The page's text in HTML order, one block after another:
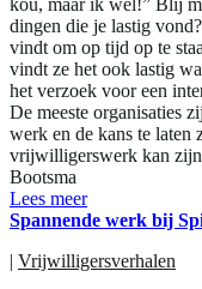
dingen die je lastig
vindt om op tijd op te
vindt ze het ook lastig
het verzoek voor een
De meeste organisaties
werk en de kans te laten
vrijwilligerswerk kan
Bootsma
Lees meer
Spannende werk bij
| Vrijwilligersverhalen